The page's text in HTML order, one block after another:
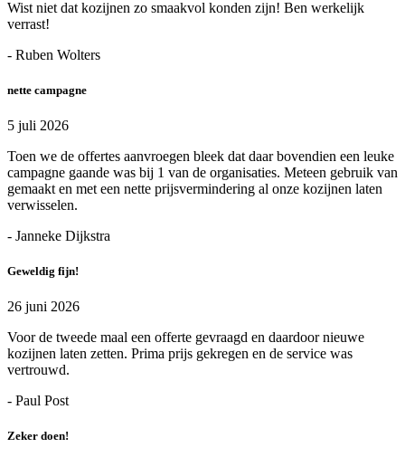
Wist niet dat kozijnen zo smaakvol konden zijn! Ben werkelijk
verrast!
- Ruben Wolters
nette campagne
5 juli 2026
Toen we de offertes aanvroegen bleek dat daar bovendien een leuke
campagne gaande was bij 1 van de organisaties. Meteen gebruik van
gemaakt en met een nette prijsvermindering al onze kozijnen laten
verwisselen.
- Janneke Dijkstra
Geweldig fijn!
26 juni 2026
Voor de tweede maal een offerte gevraagd en daardoor nieuwe
kozijnen laten zetten. Prima prijs gekregen en de service was
vertrouwd.
- Paul Post
Zeker doen!